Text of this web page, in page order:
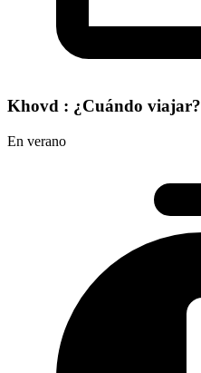
Khovd : ¿Cuándo viajar?
En verano